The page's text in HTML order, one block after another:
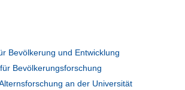
Bevölkerung und Entwicklung
Bevölkerungsforschung
an der Universität